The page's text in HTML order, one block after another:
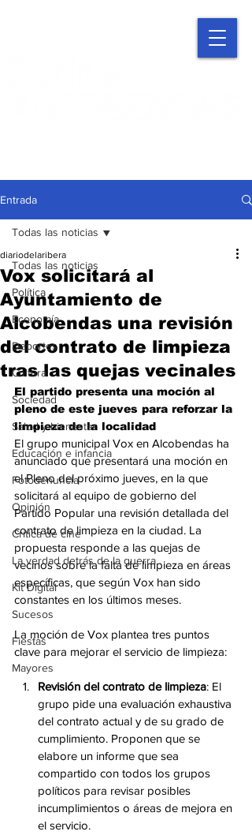
Entrada
Todas las noticias
Política
Economía
Deportes
Cultura
Sociedad
Salud y bienestar
Educación e infancia
Fotodenuncia
Opinión
Crítica de cine
La verdad detrás de la guerra
Kit Digital
Sucesos
Fiestas
Mayores
Todas las noticias
Vox solicitará al
Ayuntamiento de
Alcobendas una revisión
del contrato de limpieza
tras las quejas vecinales
diariodelaribera
El partido presenta una moción al
pleno de este jueves para reforzar la
limpieza de la localidad
El grupo municipal Vox en Alcobendas ha
anunciado que presentará una moción en
el Pleno del próximo jueves, en la que
solicitará al equipo de gobierno del
Partido Popular una revisión detallada del
contrato de limpieza en la ciudad. La
propuesta responde a las quejas de
vecinos sobre la falta de limpieza en áreas
específicas, que según Vox han sido
constantes en los últimos meses.
La moción de Vox plantea tres puntos
clave para mejorar el servicio de limpieza:
Revisión del contrato de limpieza: El
grupo pide una evaluación exhaustiva
del contrato actual y de su grado de
cumplimiento. Proponen que se
elabore un informe que sea
compartido con todos los grupos
políticos para revisar posibles
incumplimientos o áreas de mejora en
el servicio.